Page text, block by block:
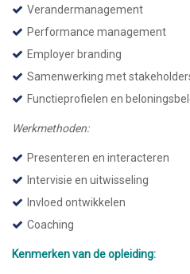
Verandermanagement
Performance management
Employer branding
Samenwerking met
Functieprofielen en
Werkmethoden:
Presenteren en interacteren
Intervisie en uitwisseling
Invloed ontwikkelen
Coaching
Kenmerken van de opleiding: